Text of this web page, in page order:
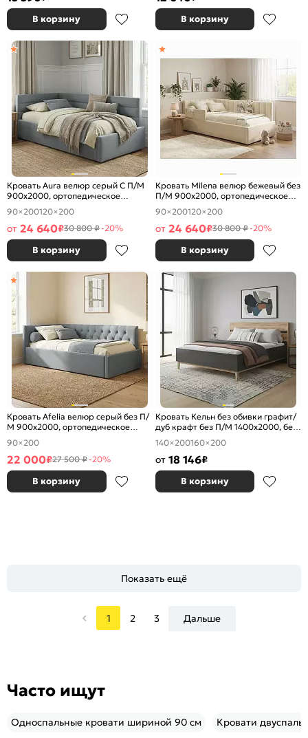
В корзину В корзину
Кровать Aura велюр серый С П/М
900x2000, ортопедическое
основание, изголовье мягкое
90×200120×200
от 24 640₽30 800 ₽-20%
В корзину
Кровать Milena велюр бежевый без
П/М 900x2000, ортопедическое
основание, изголовье мягкое
90×200120×200
от 24 640₽30 800 ₽-20%
В корзину
Кровать Afelia велюр серый без П/
М 900x2000, ортопедическое
основание, изголовье мягкое
90×200
22 000₽27 500 ₽-20%
В корзину
Кровать Кельн без обивки графит/
дуб крафт без П/М 1400x2000, без
ортопедического основания,
изголовье жесткое
140×200160×200
от 18 146₽
В корзину
Показать ещё
1 2 3 Дальше
Часто ищут
Односпальные кровати шириной 90 см Кровати